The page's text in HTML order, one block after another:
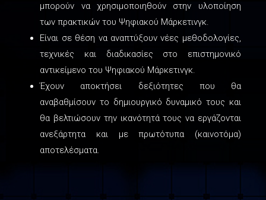
μπορούν να χρησιμοποιηθούν στην υλοποίηση
των πρακτικών του Ψηφιακού Μάρκετινγκ.
Είναι σε θέση να αναπτύξουν νέες μεθοδολογίες,
τεχνικές και διαδικασίες στο επιστημονικό
αντικείμενο του Ψηφιακού Μάρκετινγκ.
Έχουν αποκτήσει δεξιότητες που θα
αναβαθμίσουν το δημιουργικό δυναμικό τους και
θα βελτιώσουν την ικανότητά τους να εργάζονται
ανεξάρτητα και με πρωτότυπα (καινοτόμα)
αποτελέσματα.